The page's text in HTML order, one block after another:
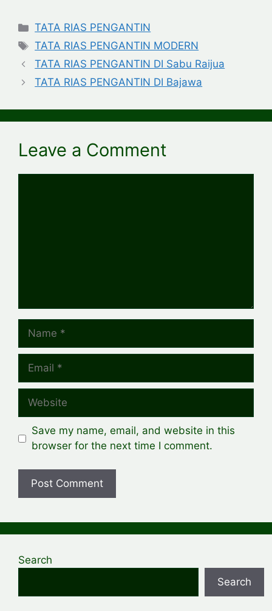
Categories
TATA RIAS PENGANTIN
Tags
TATA RIAS PENGANTIN MODERN
TATA RIAS PENGANTIN DI Sabu Raijua
TATA RIAS PENGANTIN DI Bajawa
Leave a Comment
Name
Email
Website
Save my name, email, and website in this
browser for the next time I comment.
Search
Search